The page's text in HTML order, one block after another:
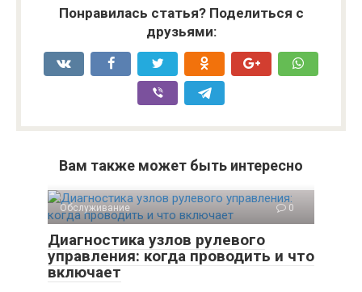
Понравилась статья? Поделиться с
друзьями:
Вам также может быть интересно
Обслуживание 0
Диагностика узлов рулевого
управления: когда проводить и что
включает